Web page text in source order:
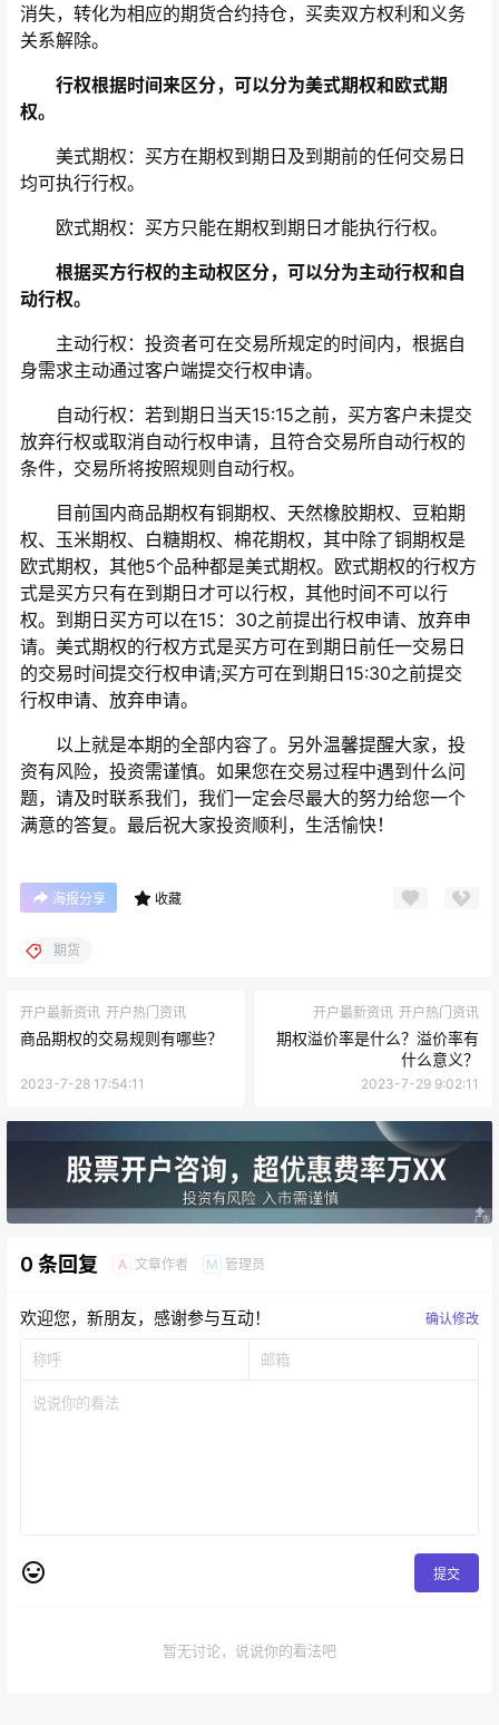
消失，转化为相应的期货合约持仓，买卖双方权利和义务
关系解除。
行权根据时间来区分，可以分为美式期权和欧式期
权。
美式期权：买方在期权到期日及到期前的任何交易日
均可执行行权。
欧式期权：买方只能在期权到期日才能执行行权。
根据买方行权的主动权区分，可以分为主动行权和自
动行权。
主动行权：投资者可在交易所规定的时间内，根据自
身需求主动通过客户端提交行权申请。
自动行权：若到期日当天15:15之前，买方客户未提交
放弃行权或取消自动行权申请，且符合交易所自动行权的
条件，交易所将按照规则自动行权。
目前国内商品期权有铜期权、天然橡胶期权、豆粕期
权、玉米期权、白糖期权、棉花期权，其中除了铜期权是
欧式期权，其他5个品种都是美式期权。欧式期权的行权方
式是买方只有在到期日才可以行权，其他时间不可以行
权。到期日买方可以在15：30之前提出行权申请、放弃申
请。美式期权的行权方式是买方可在到期日前任一交易日
的交易时间提交行权申请;买方可在到期日15:30之前提交
行权申请、放弃申请。
以上就是本期的全部内容了。另外温馨提醒大家，投
资有风险，投资需谨慎。如果您在交易过程中遇到什么问
题，请及时联系我们，我们一定会尽最大的努力给您一个
满意的答复。最后祝大家投资顺利，生活愉快！
海报分享 收藏
期货
开户最新资讯 开户热门资讯
商品期权的交易规则有哪些？
2023-7-28 17:54:11
开户最新资讯 开户热门资讯
期权溢价率是什么？溢价率有
什么意义？
2023-7-29 9:02:11
0 条回复 A 文章作者 M 管理员
欢迎您，新朋友，感谢参与互动！ 确认修改
提交
暂无讨论，说说你的看法吧